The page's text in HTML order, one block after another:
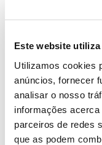
Este website
Utilizamos cookies
anúncios, fornecer
analisar o nosso
informações
parceiros de redes
que as podem
vermelhos. O
aspetos
espécies nos seus
de 10 euros, as
através do
conferência .
Saiba mais